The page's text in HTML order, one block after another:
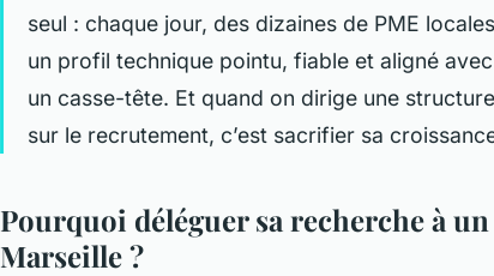
seul : chaque jour, des dizaines de PME
un profil technique pointu, fiable et aligné
un casse-tête. Et quand on dirige une
sur le recrutement, c’est sacrifier sa
Pourquoi déléguer sa recherche à
Marseille ?